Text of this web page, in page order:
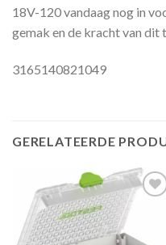
18V-120 vandaag nog in
gemak en de kracht van dit
3165140821049
GERELATEERDE
Toevoegen